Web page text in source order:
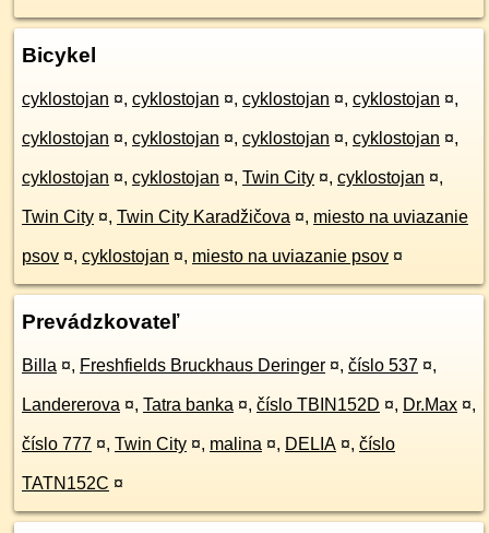
Bicykel
cyklostojan ¤, cyklostojan ¤, cyklostojan ¤, cyklostojan ¤,
cyklostojan ¤, cyklostojan ¤, cyklostojan ¤, cyklostojan ¤,
cyklostojan ¤, cyklostojan ¤, Twin City ¤, cyklostojan ¤,
Twin City ¤, Twin City Karadžičova ¤, miesto na uviazanie
psov ¤, cyklostojan ¤, miesto na uviazanie psov ¤
Prevádzkovateľ
Billa ¤, Freshfields Bruckhaus Deringer ¤, číslo 537 ¤,
Landererova ¤, Tatra banka ¤, číslo TBIN152D ¤, Dr.Max ¤,
číslo 777 ¤, Twin City ¤, malina ¤, DELIA ¤, číslo
TATN152C ¤